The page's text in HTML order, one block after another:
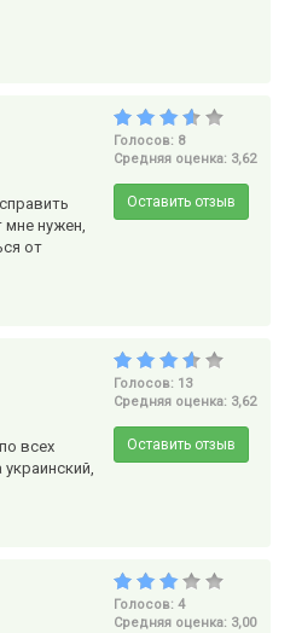
мне нужен,
от
Голосов: 8
Средняя оценка: 3,62
Оставить отзыв
всех
Голосов: 13
Средняя оценка: 3,62
Оставить отзыв
Голосов: 4
Средняя оценка: 3,00